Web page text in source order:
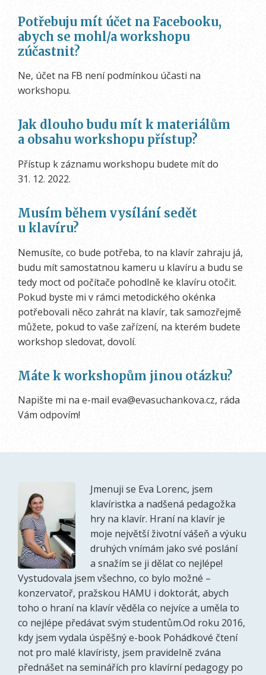
Potřebuju mít účet na Facebooku,
abych se mohl/a workshopu
zúčastnit?
Ne, účet na FB není podmínkou účasti na
workshopu.
Jak dlouho budu mít k materiálům
a obsahu workshopu přístup?
Přístup k záznamu workshopu budete mít do
31. 12. 2022.
Musím během vysílání sedět
u klavíru?
Nemusíte, co bude potřeba, to na klavír zahraju já,
budu mít samostatnou kameru u klavíru a budu se
tedy moct od počítače pohodlně ke klavíru otočit.
Pokud byste mi v rámci metodického okénka
potřebovali něco zahrát na klavír, tak samozřejmě
můžete, pokud to vaše zařízení, na kterém budete
workshop sledovat, dovolí.
Máte k workshopům jinou otázku?
Napište mi na e-mail eva@evasuchankova.cz, ráda
Vám odpovím!
Jmenuji se Eva Lorenc, jsem
klavíristka a nadšená pedagožka
hry na klavír. Hraní na klavír je
moje největší životní vášeň a výuku
druhých vnímám jako své poslání
a snažím se ji dělat co nejlépe!
Vystudovala jsem všechno, co bylo možné –
konzervatoř, pražskou HAMU i doktorát, abych
toho o hraní na klavír věděla co nejvíce a uměla to
co nejlépe předávat svým studentům.Od roku 2016,
kdy jsem vydala úspěšný e-book Pohádkové čtení
not pro malé klavíristy, jsem pravidelně zvána
přednášet na seminářích pro klavírní pedagogy po